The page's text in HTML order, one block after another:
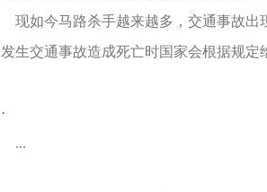
现如今马路杀手越来越多，交通事故
发生交通事故造成死亡时国家会根据规
·
...